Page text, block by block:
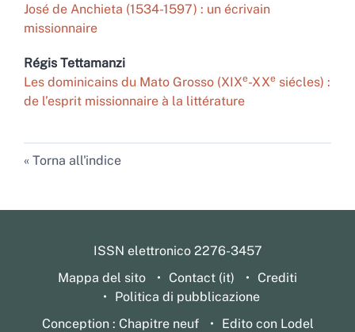
José de Anchieta (1534-1597) : un écrivain
missionnaire
Régis Tettamanzi
Les dominicains du Mato Grosso (XIXe-XXe siécles) :
de l’esprit missionnaire à la littérature
Torna all'indice
ISSN elettronico 2276-3457
Mappa del sito
Contact (it)
Crediti
Politica di pubblicazione
Conception : Chapitre neuf
Edito con Lodel